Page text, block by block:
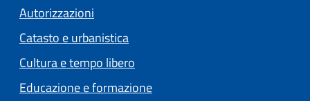
Autorizzazioni
Catasto e urbanistica
Cultura e tempo libero
Educazione e formazione